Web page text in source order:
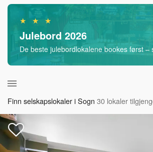
★ ★ ★
Julebord 2026
De beste julebordlokalene bookes først –
Finn selskapslokaler i Sogn 30 lokaler